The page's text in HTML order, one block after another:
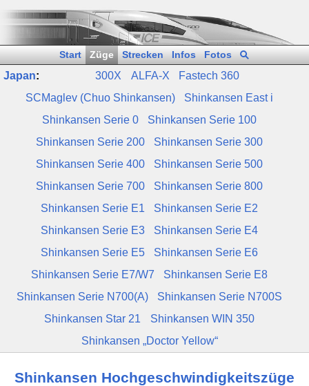
Start Züge Strecken Infos Fotos
Japan: 300X ALFA‑X
Fastech 360
SCMaglev (Chuo Shinkansen)
Shinkansen East i
Shinkansen Serie 0
Shinkansen Serie 100
Shinkansen Serie 200
Shinkansen Serie 300
Shinkansen Serie 400
Shinkansen Serie 500
Shinkansen Serie 700
Shinkansen Serie 800
Shinkansen Serie E1
Shinkansen Serie E2
Shinkansen Serie E3
Shinkansen Serie E4
Shinkansen Serie E5
Shinkansen Serie E6
Shinkansen Serie E7/W7
Shinkansen Serie E8
Shinkansen Serie N700(A)
Shinkansen Serie N700S
Shinkansen Star 21
Shinkansen WIN 350
Shinkansen „Doctor Yellow“
Shinkansen Hochgeschwindigkeitszüge